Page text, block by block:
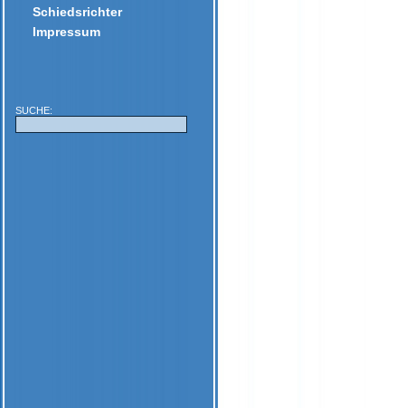
Schiedsrichter
Impressum
SUCHE: